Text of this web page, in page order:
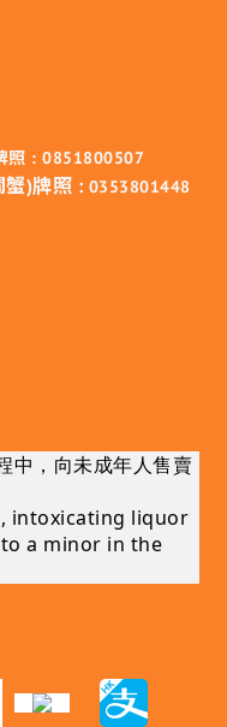
照 : 0851800507
蟹)牌照 : 0353801448
中，向未成年人售賣
intoxicating liquor
a minor in the